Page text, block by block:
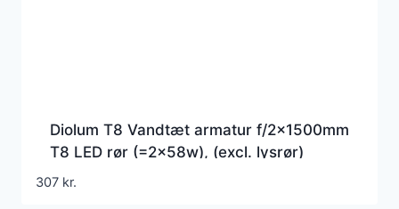
Diolum T8 Vandtæt armatur f/2x1500mm
T8 LED rør (=2x58w), (excl. lysrør)
307 kr.